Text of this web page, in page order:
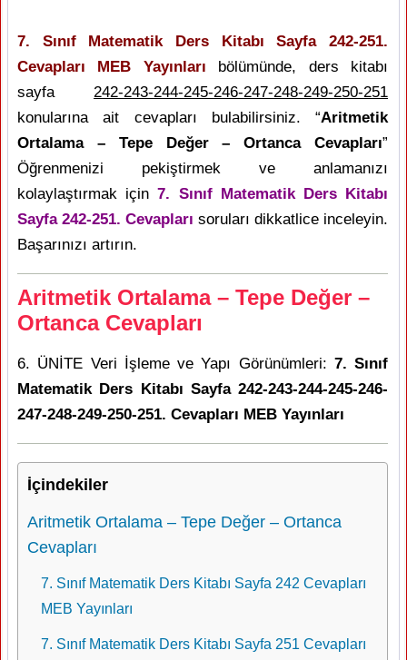
7. Sınıf Matematik Ders Kitabı Sayfa 242-251.
Cevapları MEB Yayınları bölümünde, ders kitabı
sayfa 242-243-244-245-246-247-248-249-250-251
konularına ait cevapları bulabilirsiniz. “Aritmetik
Ortalama – Tepe Değer – Ortanca Cevapları”
Öğrenmenizi pekiştirmek ve anlamanızı
kolaylaştırmak için7. Sınıf Matematik Ders Kitabı
Sayfa 242-251. Cevapları soruları dikkatlice inceleyin.
Başarınızı artırın.
Aritmetik Ortalama – Tepe Değer –
Ortanca Cevapları
6. ÜNİTE Veri İşleme ve Yapı Görünümleri: 7. Sınıf
Matematik Ders Kitabı Sayfa 242-243-244-245-246-
247-248-249-250-251. Cevapları MEB Yayınları
İçindekiler
Aritmetik Ortalama – Tepe Değer – Ortanca
Cevapları
7. Sınıf Matematik Ders Kitabı Sayfa 242 Cevapları
MEB Yayınları
7. Sınıf Matematik Ders Kitabı Sayfa 251 Cevapları